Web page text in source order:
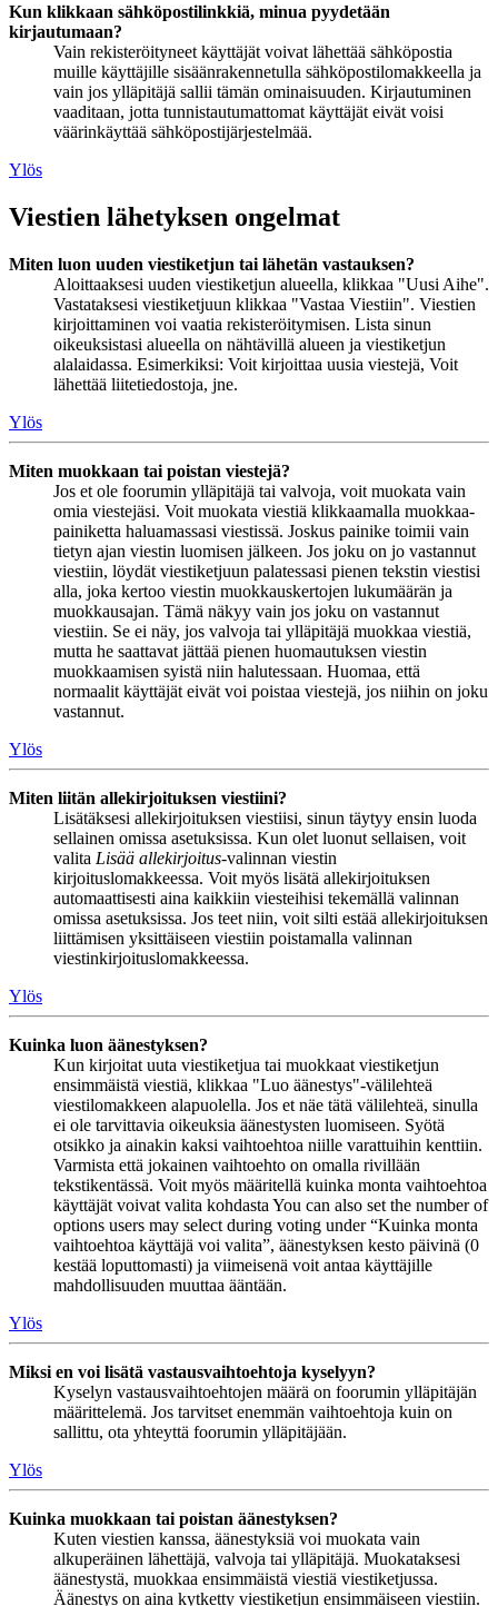
Kun klikkaan sähköpostilinkkiä, minua pyydetään
kirjautumaan?
Vain rekisteröityneet käyttäjät voivat lähettää sähköpostia
muille käyttäjille sisäänrakennetulla sähköpostilomakkeella ja
vain jos ylläpitäjä sallii tämän ominaisuuden. Kirjautuminen
vaaditaan, jotta tunnistautumattomat käyttäjät eivät voisi
väärinkäyttää sähköpostijärjestelmää.
Ylös
Viestien lähetyksen ongelmat
Miten luon uuden viestiketjun tai lähetän vastauksen?
Aloittaaksesi uuden viestiketjun alueella, klikkaa "Uusi Aihe".
Vastataksesi viestiketjuun klikkaa "Vastaa Viestiin". Viestien
kirjoittaminen voi vaatia rekisteröitymisen. Lista sinun
oikeuksistasi alueella on nähtävillä alueen ja viestiketjun
alalaidassa. Esimerkiksi: Voit kirjoittaa uusia viestejä, Voit
lähettää liitetiedostoja, jne.
Ylös
Miten muokkaan tai poistan viestejä?
Jos et ole foorumin ylläpitäjä tai valvoja, voit muokata vain
omia viestejäsi. Voit muokata viestiä klikkaamalla muokkaa-
painiketta haluamassasi viestissä. Joskus painike toimii vain
tietyn ajan viestin luomisen jälkeen. Jos joku on jo vastannut
viestiin, löydät viestiketjuun palatessasi pienen tekstin viestisi
alla, joka kertoo viestin muokkauskertojen lukumäärän ja
muokkausajan. Tämä näkyy vain jos joku on vastannut
viestiin. Se ei näy, jos valvoja tai ylläpitäjä muokkaa viestiä,
mutta he saattavat jättää pienen huomautuksen viestin
muokkaamisen syistä niin halutessaan. Huomaa, että
normaalit käyttäjät eivät voi poistaa viestejä, jos niihin on joku
vastannut.
Ylös
Miten liitän allekirjoituksen viestiini?
Lisätäksesi allekirjoituksen viestiisi, sinun täytyy ensin luoda
sellainen omissa asetuksissa. Kun olet luonut sellaisen, voit
valita Lisää allekirjoitus-valinnan viestin
kirjoituslomakkeessa. Voit myös lisätä allekirjoituksen
automaattisesti aina kaikkiin viesteihisi tekemällä valinnan
omissa asetuksissa. Jos teet niin, voit silti estää allekirjoituksen
liittämisen yksittäiseen viestiin poistamalla valinnan
viestinkirjoituslomakkeessa.
Ylös
Kuinka luon äänestyksen?
Kun kirjoitat uuta viestiketjua tai muokkaat viestiketjun
ensimmäistä viestiä, klikkaa "Luo äänestys"-välilehteä
viestilomakkeen alapuolella. Jos et näe tätä välilehteä, sinulla
ei ole tarvittavia oikeuksia äänestysten luomiseen. Syötä
otsikko ja ainakin kaksi vaihtoehtoa niille varattuihin kenttiin.
Varmista että jokainen vaihtoehto on omalla rivillään
tekstikentässä. Voit myös määritellä kuinka monta vaihtoehtoa
käyttäjät voivat valita kohdasta You can also set the number of
options users may select during voting under “Kuinka monta
vaihtoehtoa käyttäjä voi valita”, äänestyksen kesto päivinä (0
kestää loputtomasti) ja viimeisenä voit antaa käyttäjille
mahdollisuuden muuttaa ääntään.
Ylös
Miksi en voi lisätä vastausvaihtoehtoja kyselyyn?
Kyselyn vastausvaihtoehtojen määrä on foorumin ylläpitäjän
määrittelemä. Jos tarvitset enemmän vaihtoehtoja kuin on
sallittu, ota yhteyttä foorumin ylläpitäjään.
Ylös
Kuinka muokkaan tai poistan äänestyksen?
Kuten viestien kanssa, äänestyksiä voi muokata vain
alkuperäinen lähettäjä, valvoja tai ylläpitäjä. Muokataksesi
äänestystä, muokkaa ensimmäistä viestiä viestiketjussa.
Äänestys on aina kytketty viestiketjun ensimmäiseen viestiin.